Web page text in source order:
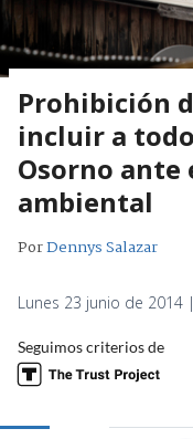
Prohibición
incluir a
Osorno ante
ambiental
PorDennys Salazar
Lunes 23 junio de 2014
Seguimos criterios de